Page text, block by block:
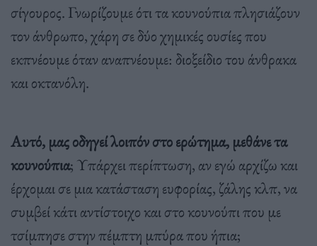
σίγουρος. Γνωρίζουμε ότι τα κουνούπια πλησιάζουν
τον άνθρωπο, χάρη σε δύο χημικές ουσίες που
εκπνέουμε όταν αναπνέουμε: διοξείδιο του άνθρακα
και οκτανόλη.
Αυτό, μας οδηγεί λοιπόν στο ερώτημα, μεθάνε τα
κουνούπια; Υπάρχει περίπτωση, αν εγώ αρχίζω και
έρχομαι σε μια κατάσταση ευφορίας, ζάλης κλπ, να
συμβεί κάτι αντίστοιχο και στο κουνούπι που με
τσίμπησε στην πέμπτη μπύρα που ήπια;